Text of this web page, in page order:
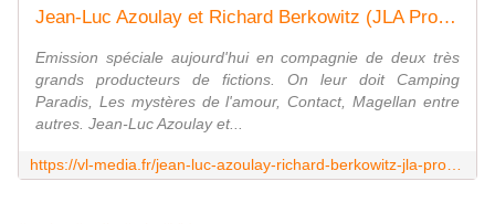
Jean-Luc Azoulay et Richard Berkowitz (JLA Productions) | La loi des séries #182
Emission spéciale aujourd'hui en compagnie de deux très
grands producteurs de fictions. On leur doit Camping
Paradis, Les mystères de l'amour, Contact, Magellan entre
autres. Jean-Luc Azoulay et...